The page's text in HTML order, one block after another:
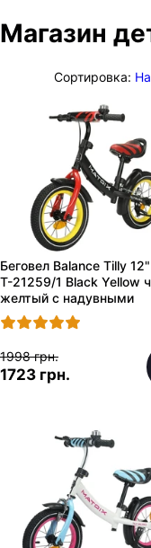
Магазин
Сортировка:
Беговел Balance Tilly
T-21259/1 Black Yellow
желтый с надувными
колесами
1998 грн.
1723 грн.